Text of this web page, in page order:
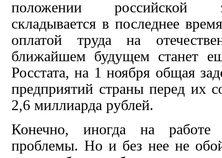
положении российской
складывается в последнее
оплатой труда на
ближайшем будущем станет
Росстата, на 1 ноября общая
предприятий страны перед их
2,6 миллиарда рублей.
Конечно, иногда на работе
проблемы. Но и без нее не